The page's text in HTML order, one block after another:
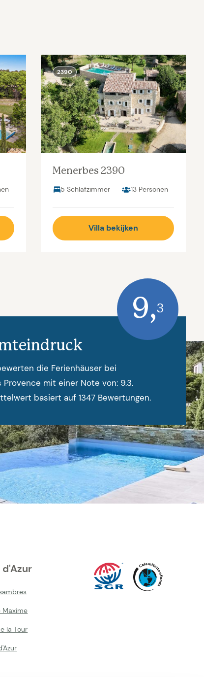
2390
Menerbes 2390
5 Schlafzimmer 13 Personen
Villa bekijken
die Ferienhäuser bei
Provence mit einer Note von: 9.3.
basiert auf 1347 Bewertungen.
9,3
Maxime
la Tour